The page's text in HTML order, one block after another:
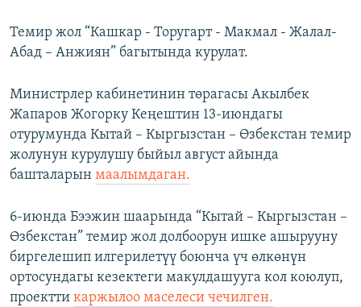
Темир жол “Кашкар - Торугарт - Макмал - Жалал-
Абад – Анжиян” багытында курулат.
Министрлер кабинетинин төрагасы Акылбек
Жапаров Жогорку Кеңештин 13-июндагы
отурумунда Кытай – Кыргызстан – Өзбекстан темир
жолунун курулушу быйыл август айында
башталарын маалымдаган.
6-июнда Бээжин шаарында “Кытай – Кыргызстан –
Өзбекстан” темир жол долбоорун ишке ашырууну
биргелешип илгерилетүү боюнча үч өлкөнүн
ортосундагы кезектеги макулдашууга кол коюлуп,
проектти каржылоо маселеси чечилген.